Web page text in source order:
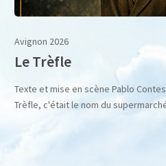
Avignon 2026
Le Trèfle
Texte et mise en scène Pablo
Trèfle, c'était le nom du